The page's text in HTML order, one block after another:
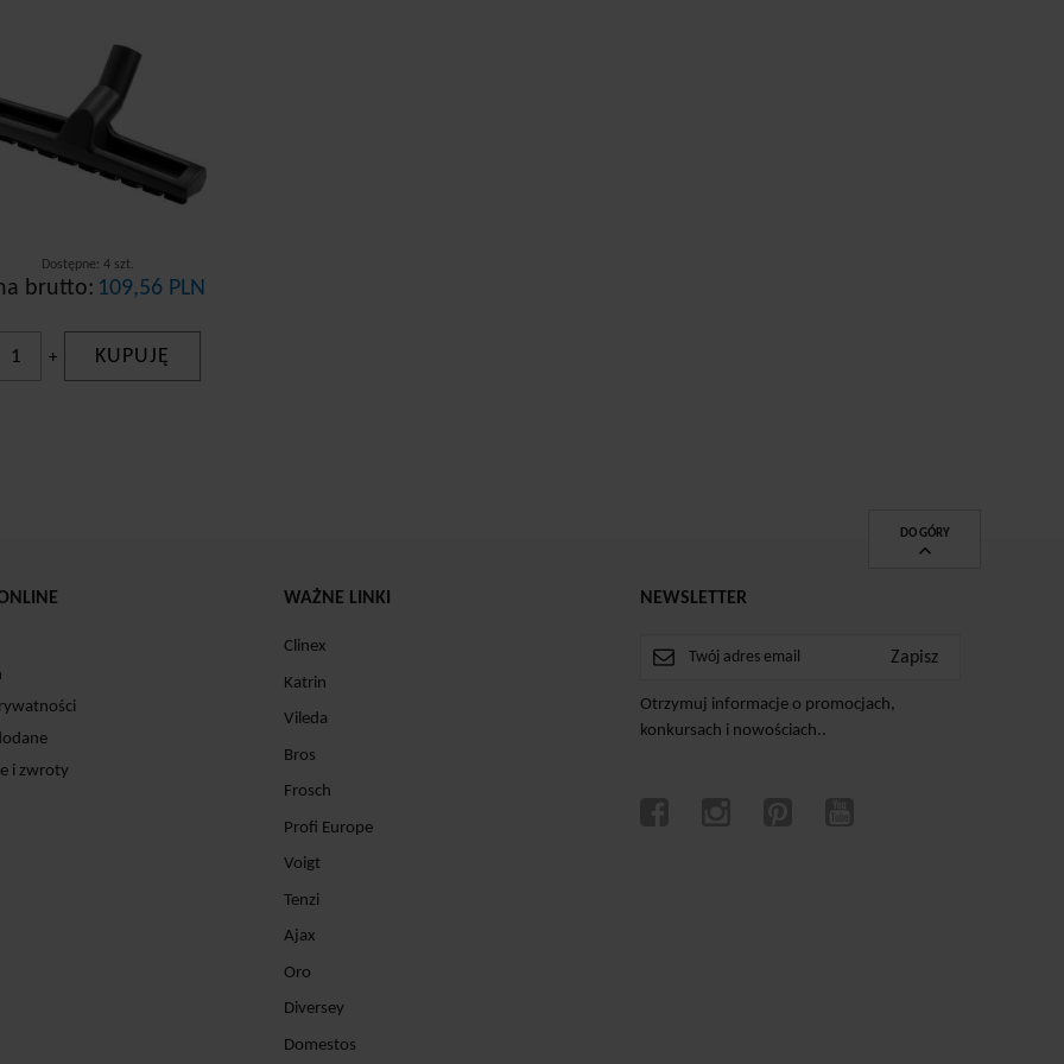
Dostępne: 4 szt.
brutto: 109,56 PLN
+ KUPUJĘ
DO GÓRY
i zwroty
WAŻNE LINKI
Clinex
Katrin
Vileda
Bros
Frosch
Profi Europe
Voigt
Tenzi
Ajax
Oro
Diversey
Domestos
NEWSLETTER
Otrzymuj informacje o promocjach,
konkursach i nowościach..